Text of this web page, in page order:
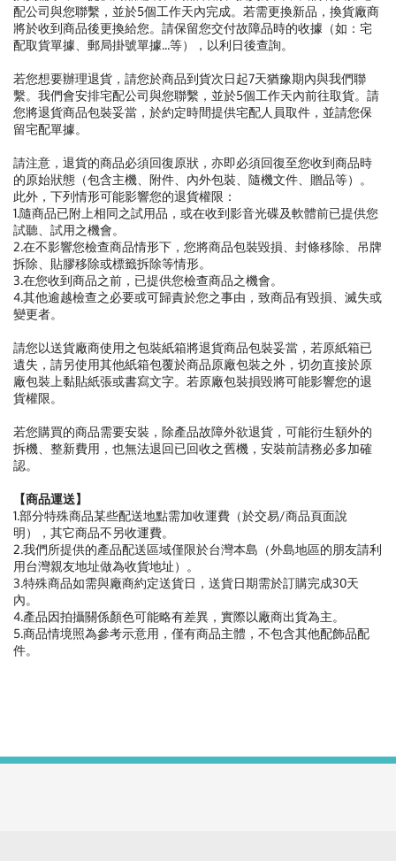
配公司與您聯繫，並於5個工作天內完成。若需更換新品，換貨廠商
將於收到商品後更換給您。請保留您交付故障品時的收據（如：宅
配取貨單據、郵局掛號單據...等），以利日後查詢。
若您想要辦理退貨，請您於商品到貨次日起7天猶豫期內與我們聯
繫。我們會安排宅配公司與您聯繫，並於5個工作天內前往取貨。請
您將退貨商品包裝妥當，於約定時間提供宅配人員取件，並請您保
留宅配單據。
請注意，退貨的商品必須回復原狀，亦即必須回復至您收到商品時
的原始狀態（包含主機、附件、內外包裝、隨機文件、贈品等）。
此外，下列情形可能影響您的退貨權限：
1.隨商品已附上相同之試用品，或在收到影音光碟及軟體前已提供您
試聽、試用之機會。
2.在不影響您檢查商品情形下，您將商品包裝毀損、封條移除、吊牌
拆除、貼膠移除或標籤拆除等情形。
3.在您收到商品之前，已提供您檢查商品之機會。
4.其他逾越檢查之必要或可歸責於您之事由，致商品有毀損、滅失或
變更者。
請您以送貨廠商使用之包裝紙箱將退貨商品包裝妥當，若原紙箱已
遺失，請另使用其他紙箱包覆於商品原廠包裝之外，切勿直接於原
廠包裝上黏貼紙張或書寫文字。若原廠包裝損毀將可能影響您的退
貨權限。
若您購買的商品需要安裝，除產品故障外欲退貨，可能衍生額外的
拆機、整新費用，也無法退回已回收之舊機，安裝前請務必多加確
認。
【商品運送】
1.部分特殊商品某些配送地點需加收運費（於交易/商品頁面說
明），其它商品不另收運費。
2.我們所提供的產品配送區域僅限於台灣本島（外島地區的朋友請利
用台灣親友地址做為收貨地址）。
3.特殊商品如需與廠商約定送貨日，送貨日期需於訂購完成30天
內。
4.產品因拍攝關係顏色可能略有差異，實際以廠商出貨為主。
5.商品情境照為參考示意用，僅有商品主體，不包含其他配飾品配
件。